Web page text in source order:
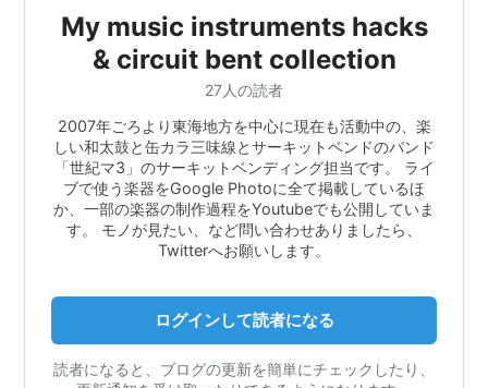
My music instruments hacks
& circuit bent collection
27人の読者
2007年ごろより東海地方を中心に現在も活動中の、楽
しい和太鼓と缶カラ三味線とサーキットベンドのバンド
「世紀マ3」のサーキットベンディング担当です。 ライ
ブで使う楽器をGoogle Photoに全て掲載しているほ
か、一部の楽器の制作過程をYoutubeでも公開していま
す。 モノが見たい、など問い合わせありましたら、
Twitterへお願いします。
ログインして読者になる
読者になると、ブログの更新を簡単にチェックしたり、